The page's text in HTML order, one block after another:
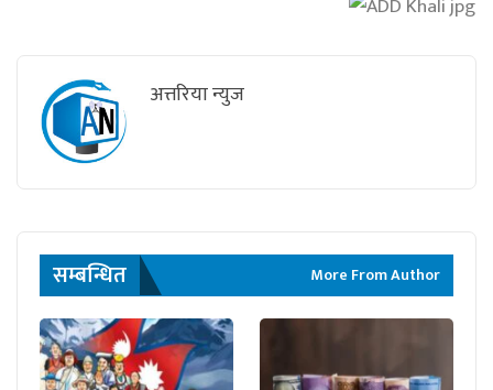
अत्तरिया न्युज
सम्बन्धित More From Author